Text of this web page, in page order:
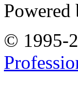
Powered
© 1995-